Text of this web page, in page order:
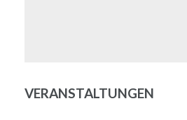
VERANSTALTUNGEN